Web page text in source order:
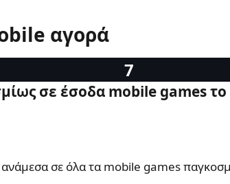
αγορά
σε έσοδα mobile games το
σε όλα τα mobile games